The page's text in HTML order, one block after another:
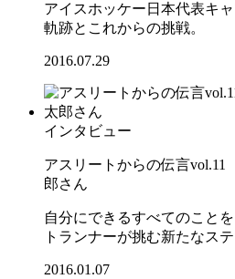
アイスホッケー日本代表キ
軌跡とこれからの挑戦。
2016.07.29
インタビュー
アスリートからの伝言
郎さん
自分にできるすべてのこと
トランナーが挑む新たなス
2016.01.07